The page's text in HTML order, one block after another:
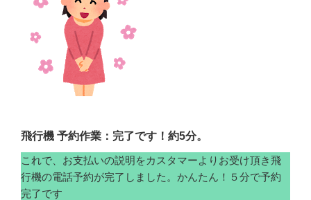
飛行機 予約作業：完了です！約5分。
これで、お支払いの説明をカスタマーよりお受け頂き飛
行機の電話予約が完了しました。かんたん！５分で予約
完了です